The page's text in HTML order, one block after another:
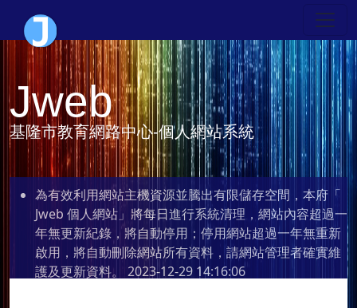
Jweb
基隆市教育網路中心-個人網站系統
為有效利用網站主機資源並騰出有限儲存空間，本府「
Jweb 個人網站」將每日進行系統清理，網站內容超過一
年無更新紀錄，將自動停用；停用網站超過一年無重新
啟用，將自動刪除網站所有資料，請網站管理者確實維
護及更新資料。 2023-12-29 14:16:06